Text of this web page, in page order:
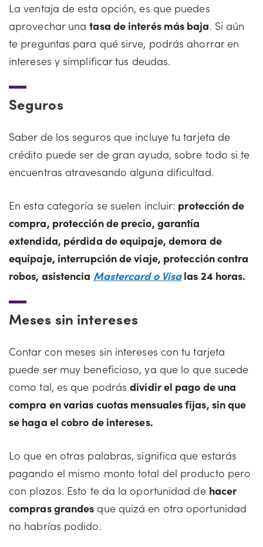
La ventaja de esta opción, es que puedes
aprovechar unatasa de interés más baja. Si aún
te preguntas para qué sirve, podrás ahorrar en
intereses y simplificar tus deudas.
Seguros
Saber de los seguros que incluye tu tarjeta de
crédito puede ser de gran ayuda, sobre todo si te
encuentras atravesando alguna dificultad.
En esta categoría se suelen incluir: protección de
compra, protección de precio, garantía
extendida, pérdida de equipaje, demora de
equipaje, interrupción de viaje, protección contra
robos, asistencia Mastercard o Visalas 24 horas.
Meses sin intereses
Contar con meses sin intereses con tu tarjeta
puede ser muy beneficioso, ya que lo que sucede
como tal, es que podrásdividir el pago de una
compra en varias cuotas mensuales fijas, sin que
se haga el cobro de intereses.
Lo que en otras palabras, significa que estarás
pagando el mismo monto total del producto pero
con plazos. Esto te da la oportunidad de hacer
compras grandes que quizá en otra oportunidad
no habrías podido.